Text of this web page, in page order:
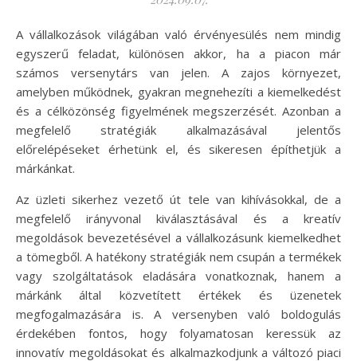
A vállalkozások világában való érvényesülés nem mindig
egyszerű feladat, különösen akkor, ha a piacon már
számos versenytárs van jelen. A zajos környezet,
amelyben működnek, gyakran megnehezíti a kiemelkedést
és a célközönség figyelmének megszerzését. Azonban a
megfelelő stratégiák alkalmazásával jelentős
előrelépéseket érhetünk el, és sikeresen építhetjük a
márkánkat.
Az üzleti sikerhez vezető út tele van kihívásokkal, de a
megfelelő irányvonal kiválasztásával és a kreatív
megoldások bevezetésével a vállalkozásunk kiemelkedhet
a tömegből. A hatékony stratégiák nem csupán a termékek
vagy szolgáltatások eladására vonatkoznak, hanem a
márkánk által közvetített értékek és üzenetek
megfogalmazására is. A versenyben való boldogulás
érdekében fontos, hogy folyamatosan keressük az
innovatív megoldásokat és alkalmazkodjunk a változó piaci